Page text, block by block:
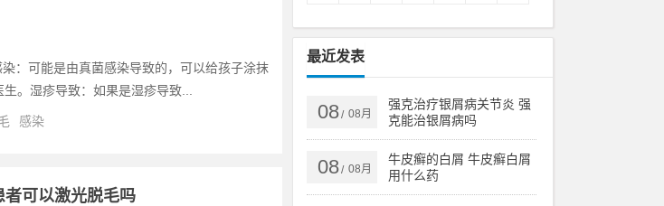
：可能是由真菌感染导致的，可以给孩子涂抹
。湿疹导致：如果是湿疹导致...
感染
可以激光脱毛吗
最近发表
08/ 08月
强克治疗银屑病关节炎 强
克能治银屑病吗
08/ 08月
牛皮癣的白屑 牛皮癣白屑
用什么药